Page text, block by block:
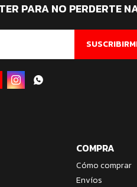
COMPRA
Cómo comprar
Envíos
PARA NO PERDERTE
 